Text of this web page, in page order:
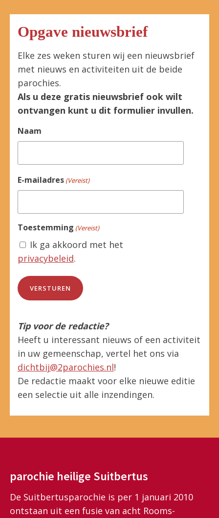
Opgave nieuwsbrief
Elke zes weken sturen wij een nieuwsbrief
met nieuws en activiteiten uit de beide
parochies.
Als u deze gratis nieuwsbrief ook wilt
ontvangen kunt u dit formulier invullen.
Naam
E-mailadres (Vereist)
Toestemming (Vereist)
Ik ga akkoord met het
privacybeleid.
Tip voor de redactie?
Heeft u interessant nieuws of een activiteit
in uw gemeenschap, vertel het ons via
dichtbij@2parochies.nl!
De redactie maakt voor elke nieuwe editie
een selectie uit alle inzendingen.
parochie heilige Suitbertus
De Suitbertusparochie is per 1 januari 2010
ontstaan uit een fusie van acht Rooms-